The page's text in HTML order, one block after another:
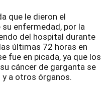
que le dieron el
enfermedad, por la
del hospital durante
últimas 72 horas en
fue en picada, ya que los
cáncer de garganta se
a otros órganos.